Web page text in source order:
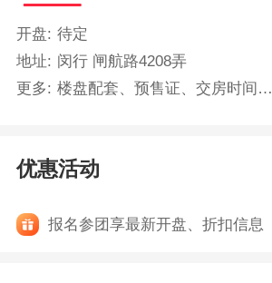
开盘: 待定
地址: 闵行 闸航路4208弄
更多: 楼盘配套、预售证、交房时间…
优惠活动
报名参团享最新开盘、折扣信息